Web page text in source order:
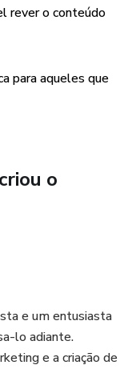
rever o conteúdo
para aqueles que
o
e um entusiasta
lo adiante.
e a criação de